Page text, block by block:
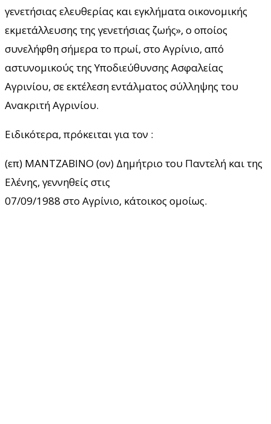
γενετήσιας ελευθερίας και εγκλήματα οικονομικής
εκμετάλλευσης της γενετήσιας ζωής», ο οποίος
συνελήφθη σήμερα το πρωί, στο Αγρίνιο, από
αστυνομικούς της Υποδιεύθυνσης Ασφαλείας
Αγρινίου, σε εκτέλεση εντάλματος σύλληψης του
Ανακριτή Αγρινίου.
Ειδικότερα, πρόκειται για τον :
(επ) ΜΑΝΤΖΑΒΙΝΟ (ον) Δημήτριο του Παντελή και της
Ελένης, γεννηθείς στις
07/09/1988 στo Αγρίνιο, κάτοικος ομοίως.